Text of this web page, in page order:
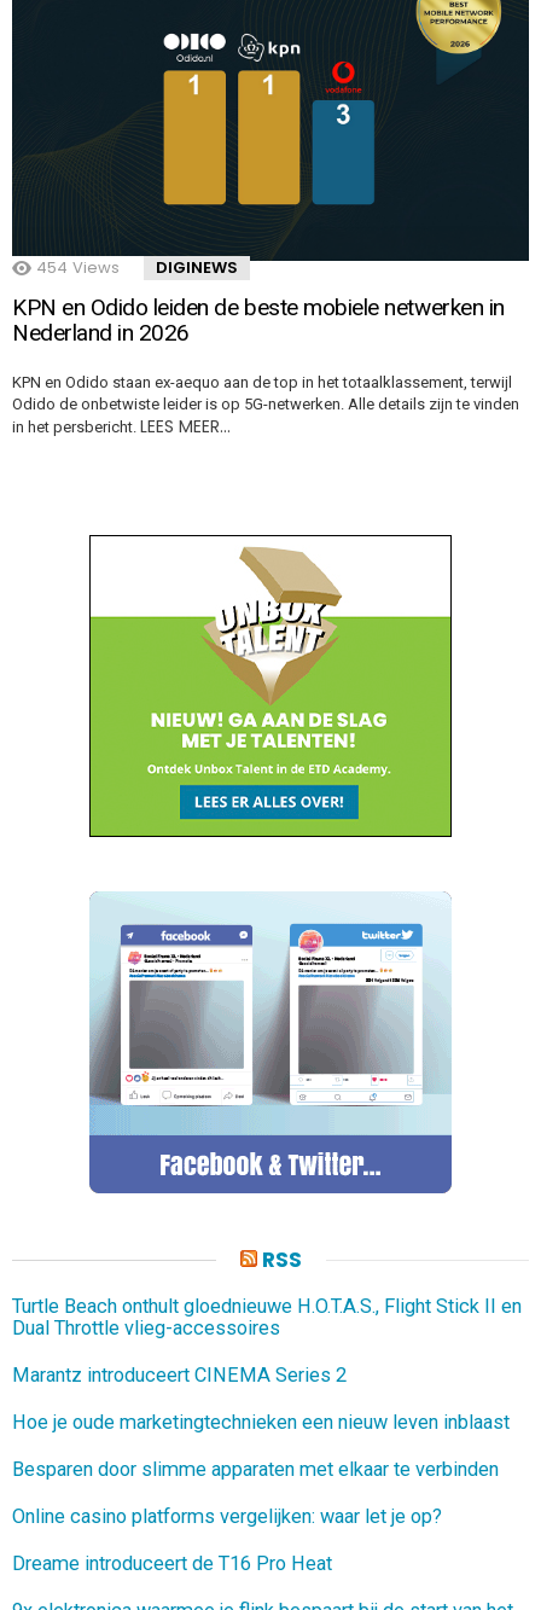
454 Views DIGINEWS
KPN en Odido leiden de beste mobiele netwerken in
Nederland in 2026
KPN en Odido staan ex-aequo aan de top in het totaalklassement, terwijl
Odido de onbetwiste leider is op 5G-netwerken. Alle details zijn te vinden
in het persbericht. LEES MEER…
RSS
Turtle Beach onthult gloednieuwe H.O.T.A.S., Flight Stick II en
Dual Throttle vlieg-accessoires
Marantz introduceert CINEMA Series 2
Hoe je oude marketingtechnieken een nieuw leven inblaast
Besparen door slimme apparaten met elkaar te verbinden
Online casino platforms vergelijken: waar let je op?
Dreame introduceert de T16 Pro Heat